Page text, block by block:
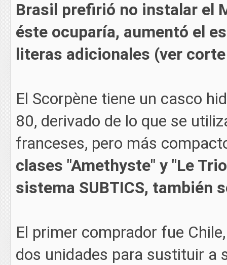
Brasil prefirió no instalar el
éste ocuparía, aumentó el
literas adicionales (ver
El Scorpène tiene un casco
80, derivado de lo que se
franceses, pero más
clases "Amethyste" y "Le
sistema SUBTICS, también
El primer comprador fue
dos unidades para sustituir a